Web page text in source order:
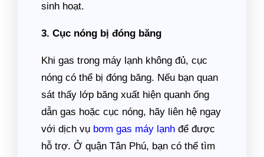
sinh hoạt.
3. Cục nóng bị đóng băng
Khi gas trong máy lạnh không đủ, cục
nóng có thể bị đóng băng. Nếu bạn quan
sát thấy lớp băng xuất hiện quanh ống
dẫn gas hoặc cục nóng, hãy liên hệ ngay
với dịch vụ bơm gas máy lạnh để được
hỗ trợ. Ở quận Tân Phú, bạn có thể tìm